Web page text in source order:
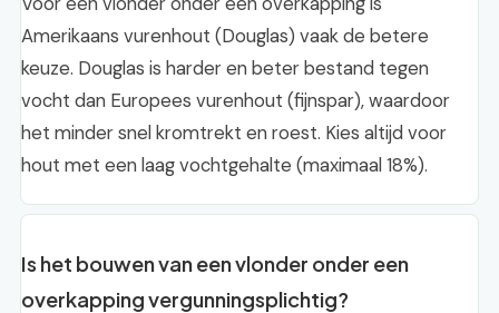
Amerikaans vurenhout (Douglas) vaak de betere
keuze. Douglas is harder en beter bestand tegen
vocht dan Europees vurenhout (fijnspar), waardoor
het minder snel kromtrekt en roest. Kies altijd voor
hout met een laag vochtgehalte (maximaal 18%).
Is het bouwen van een vlonder onder een
overkapping vergunningsplichtig?